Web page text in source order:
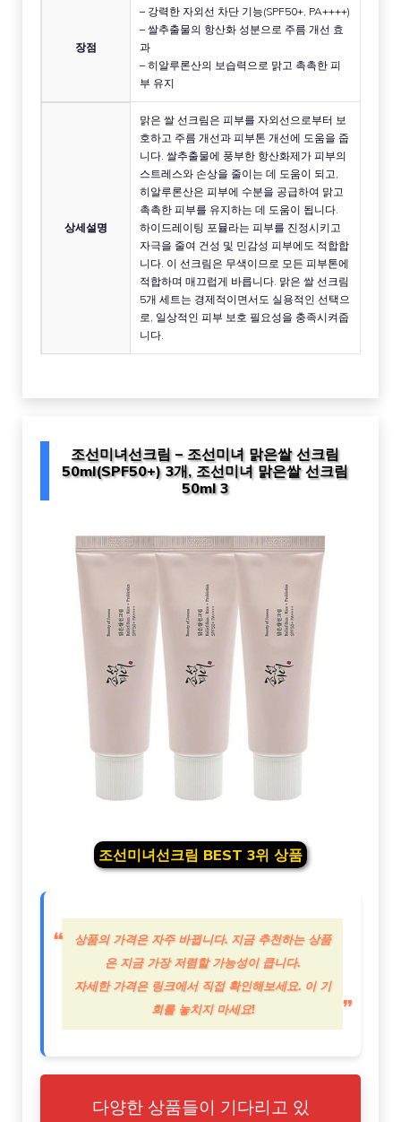
장점
– 강력한 자외선 차단 기능(SPF50+, PA++++)
– 쌀추출물의 항산화 성분으로 주름 개선 효
과
– 히알루론산의 보습력으로 맑고 촉촉한 피
부 유지
상세설명
맑은 쌀 선크림은 피부를 자외선으로부터 보
호하고 주름 개선과 피부톤 개선에 도움을 줍
니다. 쌀추출물에 풍부한 항산화제가 피부의
스트레스와 손상을 줄이는 데 도움이 되고,
히알루론산은 피부에 수분을 공급하여 맑고
촉촉한 피부를 유지하는 데 도움이 됩니다.
하이드레이팅 포뮬라는 피부를 진정시키고
자극을 줄여 건성 및 민감성 피부에도 적합합
니다. 이 선크림은 무색이므로 모든 피부톤에
적합하며 매끄럽게 바릅니다. 맑은 쌀 선크림
5개 세트는 경제적이면서도 실용적인 선택으
로, 일상적인 피부 보호 필요성을 충족시켜줍
니다.
조선미녀선크림 – 조선미녀 맑은쌀 선크림
50ml(SPF50+) 3개, 조선미녀 맑은쌀 선크림
50ml 3
조선미녀선크림 BEST 3위 상품
상품의 가격은 자주 바뀝니다. 지금 추천하는 상품
은 지금 가장 저렴할 가능성이 큽니다.
자세한 가격은 링크에서 직접 확인해보세요. 이 기
회를 놓치지 마세요!
다양한 상품들이 기다리고 있